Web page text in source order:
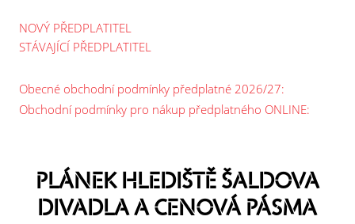
NOVÝ PŘEDPLATITEL
STÁVAJÍCÍ PŘEDPLATITEL
Obecné obchodní podmínky předplatné 2026/27:
Obchodní podmínky pro nákup předplatného ONLINE:
PLÁNEK HLEDIŠTĚ ŠALDOVA
DIVADLA A CENOVÁ PÁSMA